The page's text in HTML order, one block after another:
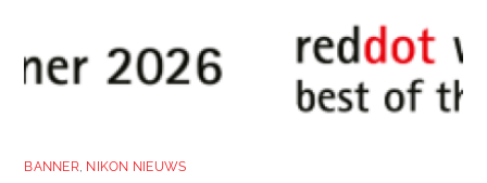
BANNER, NIKON NIEUWS